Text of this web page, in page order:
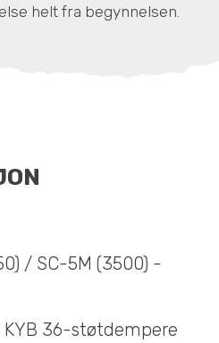
helt fra begynnelsen.
/ SC-5M (3500) -
36-støtdempere